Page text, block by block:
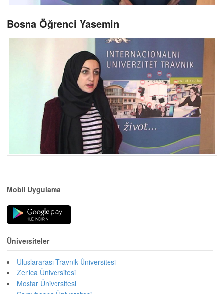
Bosna Öğrenci Yasemin
Mobil Uygulama
Üniversiteler
Uluslararası Travnik Üniversitesi
Zenica Üniversitesi
Mostar Üniversitesi